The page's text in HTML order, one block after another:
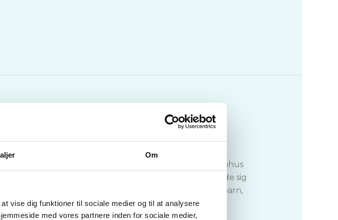
Om
vise dig funktioner til sociale medier og til at analysere
med vores partnere inden for sociale medier,
Scheel (1718-1786) Til Grevskabet Scheel. Stamhus
Scheel i stedet for som hidtil, Skeel. Han giftede sig
Thienen (1718-1740 ) og fik med hende sit eneste barn,